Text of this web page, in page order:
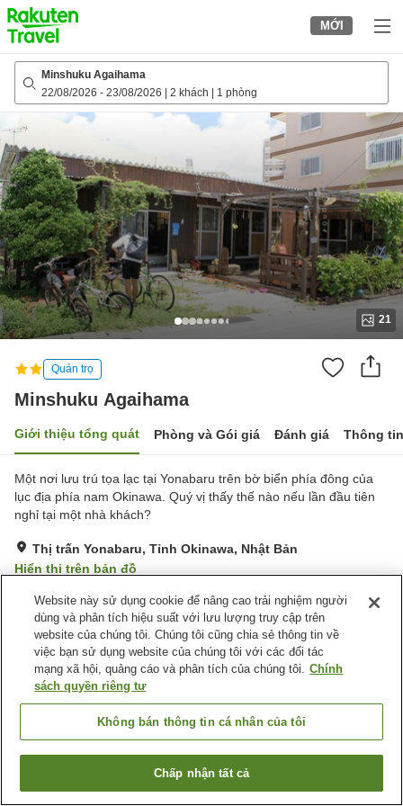
to
top
page
MỚI
Minshuku Agaihama
22/08/2026 - 23/08/2026 2 khách 1 phòng
21
Quán trọ
Minshuku Agaihama
Giới thiệu tổng quát Phòng và Gói giá Đánh giá Thông
Một nơi lưu trú tọa lạc tại Yonabaru trên bờ biển phía đông của
lục địa phía nam Okinawa. Quý vị thấy thế nào nếu lần đầu tiên
nghỉ tại một nhà khách?
Thị trấn Yonabaru, Tỉnh Okinawa, Nhật Bản
Hiển thị trên bản đồ
Rất tốt Đánh giá:8lượt
Tiện nghi chỗ nghỉ
Bãi đỗ xe Giặt ủi miễn phí
Nhật Bản Tỉnh Okinawa
Thị trấn Yonabaru
Minshuku Agaihama
Tìm phòng trống
Website này sử dụng cookie để nâng cao trải nghiệm người
dùng và phân tích hiệu suất với lưu lượng truy cập trên
website của chúng tôi. Chúng tôi cũng chia sẻ thông tin về
việc bạn sử dụng website của chúng tôi với các đối tác
mạng xã hội, quảng cáo và phân tích của chúng tôi. Chính
sách quyền riêng tư
Không bán thông tin cá nhân của tôi
Chấp nhận tất cả